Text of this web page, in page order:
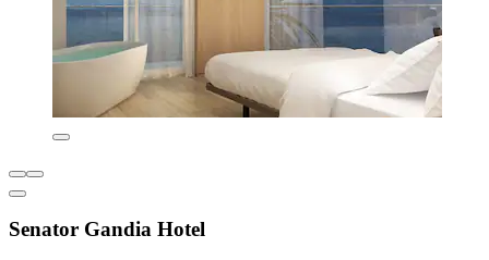
Senator Gandia Hotel